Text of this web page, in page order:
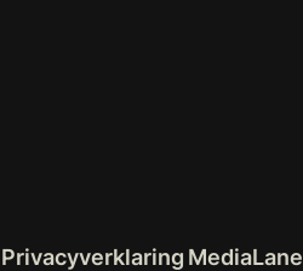
Privacyverklaring MediaLane